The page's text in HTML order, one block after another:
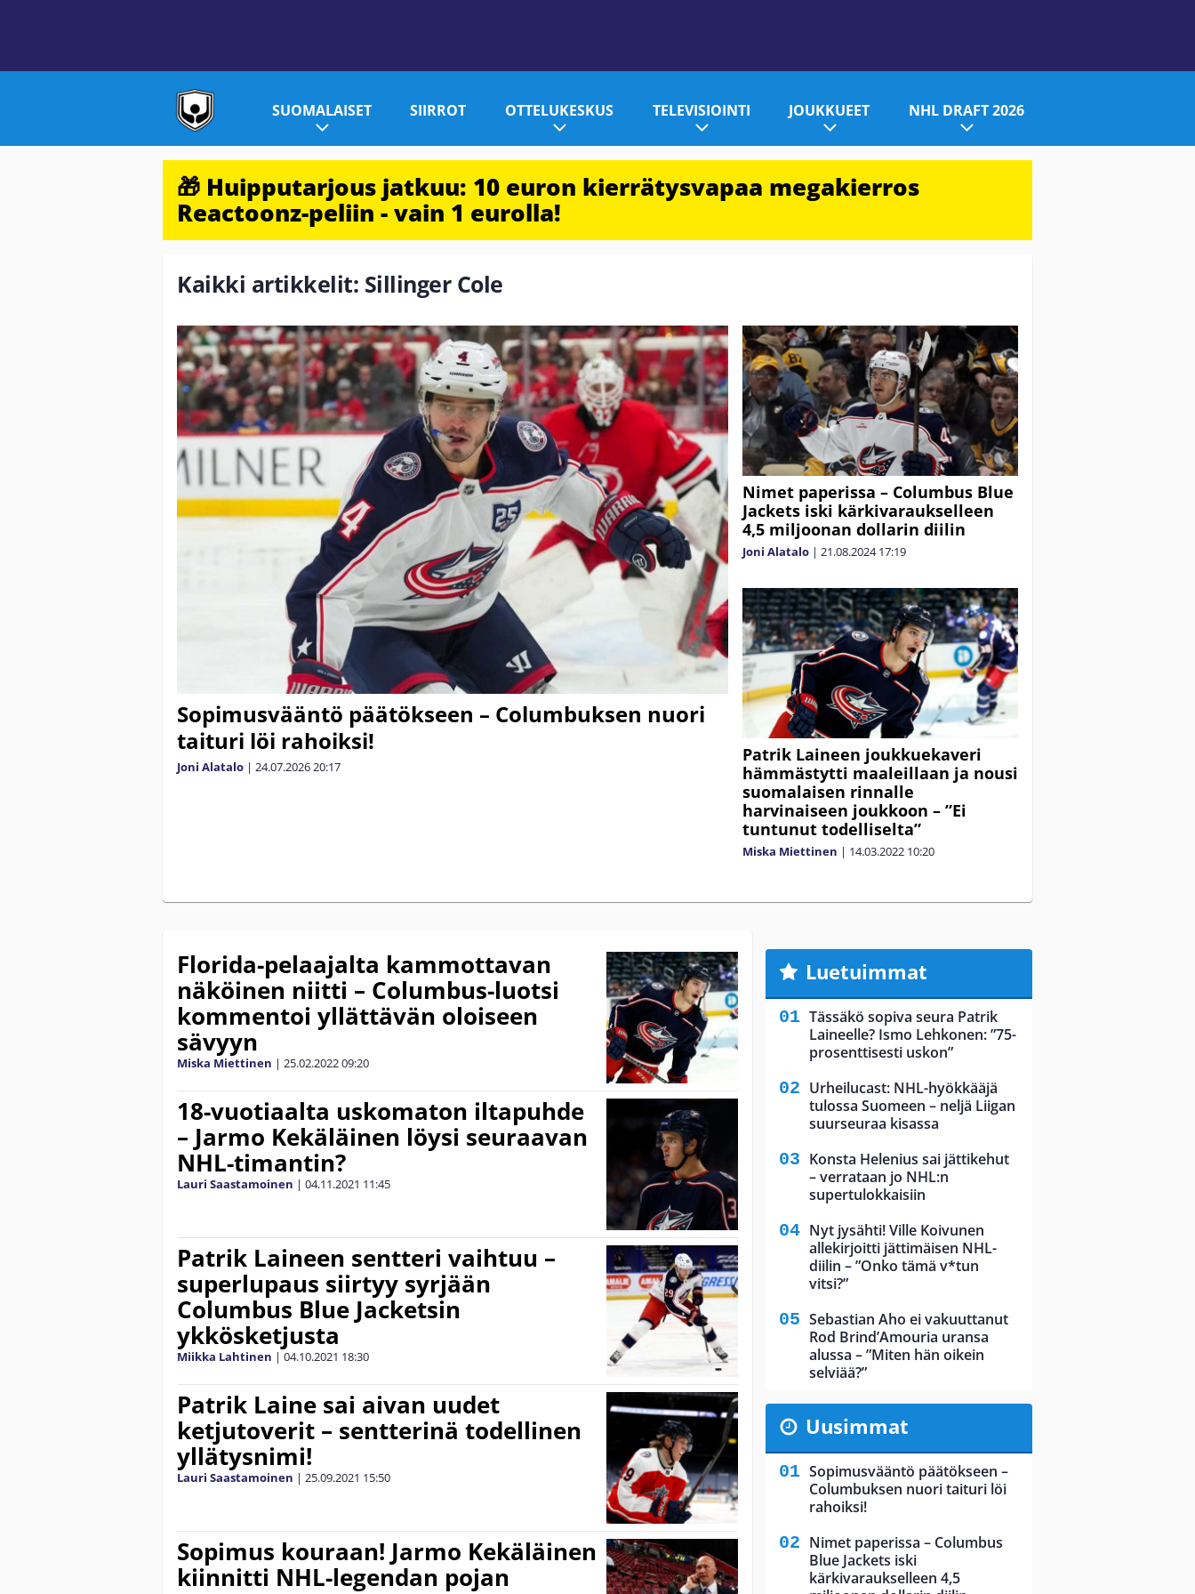
SUOMALAISET SIIRROT OTTELUKESKUS TELEVISIOINTI JOUKKUEET NHL DRAFT 2026
🎁 Huipputarjous jatkuu: 10 euron kierrätysvapaa megakierros
Reactoonz-peliin - vain 1 eurolla!
Kaikki artikkelit: Sillinger Cole
Sopimusvääntö päätökseen – Columbuksen nuori
taituri löi rahoiksi!
Joni Alatalo | 24.07.202620:17
Nimet paperissa – Columbus Blue
Jackets iski kärkivaraukselleen
4,5 miljoonan dollarin diilin
Joni Alatalo | 21.08.2024 17:19
Patrik Laineen joukkuekaveri
hämmästytti maaleillaan ja nousi
suomalaisen rinnalle
harvinaiseen joukkoon – ”Ei
tuntunut todelliselta”
Miska Miettinen | 14.03.2022 10:20
Florida-pelaajalta kammottavan
näköinen niitti – Columbus-luotsi
kommentoi yllättävän oloiseen
sävyyn
Miska Miettinen | 25.02.202209:20
18-vuotiaalta uskomaton iltapuhde
– Jarmo Kekäläinen löysi seuraavan
NHL-timantin?
Lauri Saastamoinen | 04.11.2021 11:45
Patrik Laineen sentteri vaihtuu –
superlupaus siirtyy syrjään
Columbus Blue Jacketsin
ykkösketjusta
Miikka Lahtinen | 04.10.2021 18:30
Patrik Laine sai aivan uudet
ketjutoverit – sentterinä todellinen
yllätysnimi!
Lauri Saastamoinen | 25.09.2021 15:50
Sopimus kouraan! Jarmo Kekäläinen
kiinnitti NHL-legendan pojan
Luetuimmat
Tässäkö sopiva seura Patrik
Laineelle? Ismo Lehkonen: ”75-
prosenttisesti uskon”
Urheilucast: NHL-hyökkääjä
tulossa Suomeen – neljä Liigan
suurseuraa kisassa
Konsta Helenius sai jättikehut
– verrataan jo NHL:n
supertulokkaisiin
Nyt jysähti! Ville Koivunen
allekirjoitti jättimäisen NHL-
diilin – ”Onko tämä v*tun
vitsi?”
Sebastian Aho ei vakuuttanut
Rod Brind’Amouria uransa
alussa – ”Miten hän oikein
selviää?”
Uusimmat
Sopimusvääntö päätökseen –
Columbuksen nuori taituri löi
rahoiksi!
Nimet paperissa – Columbus
Blue Jackets iski
kärkivaraukselleen 4,5